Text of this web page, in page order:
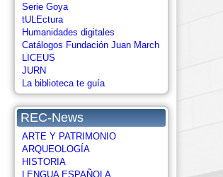
Serie Goya
tULEctura
Humanidades digitales
Catálogos Fundación Juan March
LICEUS
JURN
La biblioteca te guía
REC-News
ARTE Y PATRIMONIO
ARQUEOLOGÍA
HISTORIA
LENGUA ESPAÑOLA